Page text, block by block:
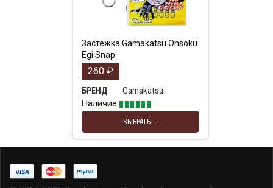
Застежка Gamakatsu Onsoku
Egi Snap
260 ₽
БРЕНД
Gamakatsu
Наличие
ВЫБРАТЬ ...